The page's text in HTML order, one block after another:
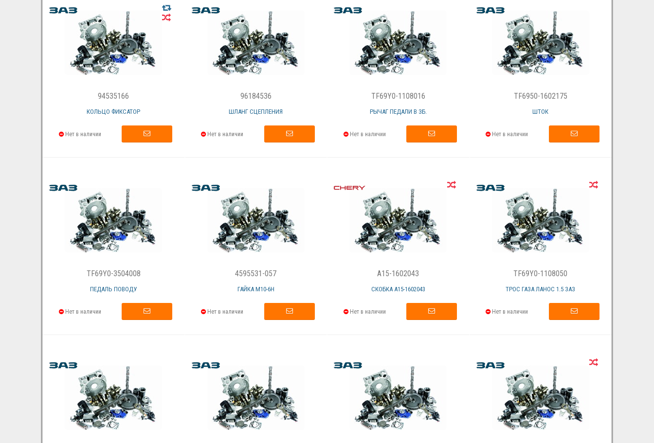
94535166
КОЛЬЦО ФИКСАТОР
Нет в наличии
96184536
ШЛАНГ СЦЕПЛЕНИЯ
Нет в наличии
TF69Y0-1108016
РЫЧАГ ПЕДАЛИ В ЗБ.
Нет в наличии
TF6950-1602175
ШТОК
Нет в наличии
TF69Y0-3504008
ПЕДАЛЬ ПОВОДУ
Нет в наличии
4595531-057
ГАЙКА M10-6H
Нет в наличии
A15-1602043
СКОБКА А15-1602043
Нет в наличии
TF69Y0-1108050
ТРОС ГАЗА ЛАНОС 1.5 ЗАЗ
Нет в наличии